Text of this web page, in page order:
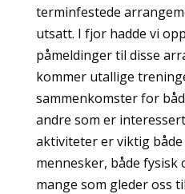
terminfestede
utsatt. I fjor hadde vi
påmeldinger til disse
kommer utallige
sammenkomster for
andre som er
aktiviteter er viktig
mennesker, både fysisk
mange som gleder oss